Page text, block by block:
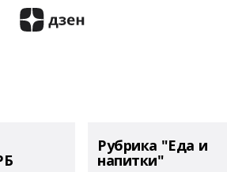
Рубрика "Еда и
напитки"